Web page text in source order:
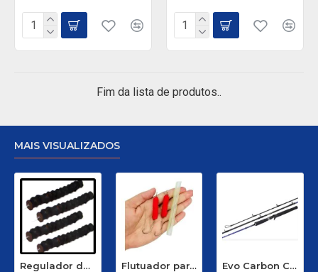
Fim da lista de produtos..
MAIS VISUALIZADOS
Regulador de Chumbada STOP Nº 1
Flutuador para Salsicha Nº 9
Evo Carbon C 661 XH - 40 a 80 Libras